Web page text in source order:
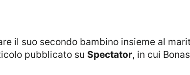
pubblicato su Spectator, in cui Bonas